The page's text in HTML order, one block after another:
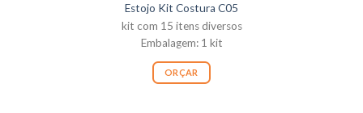
Estojo Kit Costura C05
kit com 15 itens diversos
Embalagem: 1 kit
ORÇAR